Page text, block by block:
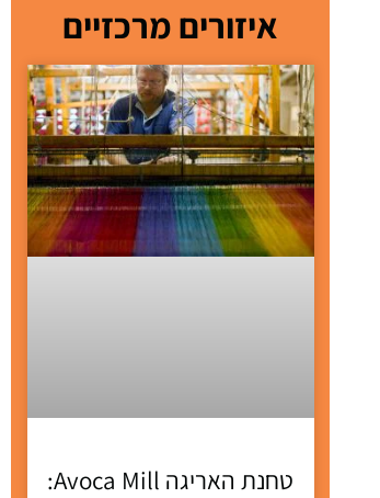
איזורים מרכזיים
טחנת האריגה Avoca Mill: